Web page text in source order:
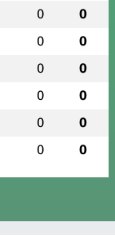
0 0
0 0
0 0
0 0
0 0
0 0